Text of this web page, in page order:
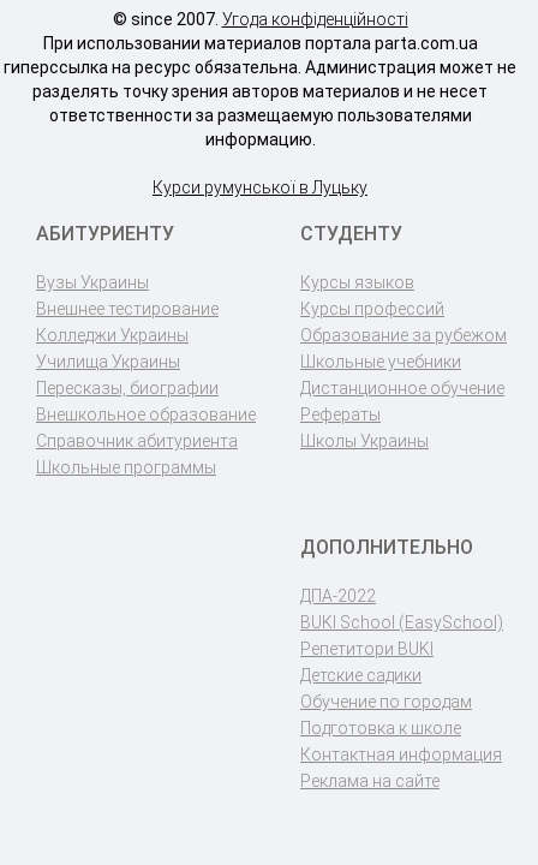
© since 2007. Угода конфіденційності
При использовании материалов портала parta.com.ua
гиперссылка на ресурс обязательна. Администрация может не
разделять точку зрения авторов материалов и не несет
ответственности за размещаемую пользователями
информацию.
Курси румунської в Луцьку
АБИТУРИЕНТУ
Вузы Украины
Внешнее тестирование
Колледжи Украины
Училища Украины
Пересказы, биографии
Внешкольное образование
Справочник абитуриента
Школьные программы
СТУДЕНТУ
Курсы языков
Курсы профессий
Образование за рубежом
Школьные учебники
Дистанционное обучение
Рефераты
Школы Украины
ДОПОЛНИТЕЛЬНО
ДПА-2022
BUKI School (EasySchool)
Репетитори BUKI
Детские садики
Обучение по городам
Подготовка к школе
Контактная информация
Реклама на сайте